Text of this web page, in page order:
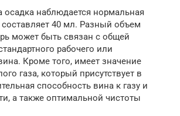
осадка наблюдается нормальная
составляет 40 мл. Разный объем
может быть связан с общей
рабочего или
Кроме того, имеет значение
газа, который присутствует в
способность вина к газу и
а также оптимальной чистоты